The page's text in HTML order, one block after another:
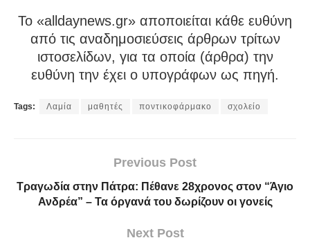
To «alldaynews.gr» αποποιείται κάθε ευθύνη
από τις αναδημοσιεύσεις άρθρων τρίτων
ιστοσελίδων, για τα οποία (άρθρα) την
ευθύνη την έχει ο υπογράφων ως πηγή.
Tags: Λαμία μαθητές ποντικοφάρμακο σχολείο
Previous Post
Τραγωδία στην Πάτρα: Πέθανε 28χρονος στον “Άγιο
Ανδρέα” – Τα όργανά του δωρίζουν οι γονείς
Next Post